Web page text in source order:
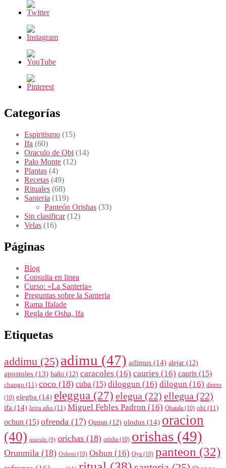
Categorías
Espiritismo (15)
Ifa (60)
Oraculo de Obi (14)
Palo Monte (12)
Plantas (4)
Recetas (49)
Rituales (68)
Santeria (119)
Panteón Orishas (33)
Sin clasificar(12)
Velas (16)
Páginas
Blog
Consulta en linea
Curso: «La Santeria»
Preguntas sobre la Santeria
Rama Ifalade
Regla de Osha, Ifa
Etiquetas
addimu (25) adimu (47) adimus (14) alejar (12)
apostoles (13) baño (12) caracoles (16) cauries (16) cauris (15)
chango (11) coco (18) cuba (15) diloggun (16) dilogun (16) dinero
(10) elegba (14) eleggua (27) elegua (22) ellegua (22)
ifa (14) letra año (11) Miguel Febles Padron (16) Obatala (10) obi (11)
ochun (15) ofrenda (17) Oggun (12) olodus (14) oracion
(40) oraculo (9) orichas (18) orisha (10) orishas (49)
Orunmila (18) Oshosi (10) Oshun (16) Oya (10) panteon (32)